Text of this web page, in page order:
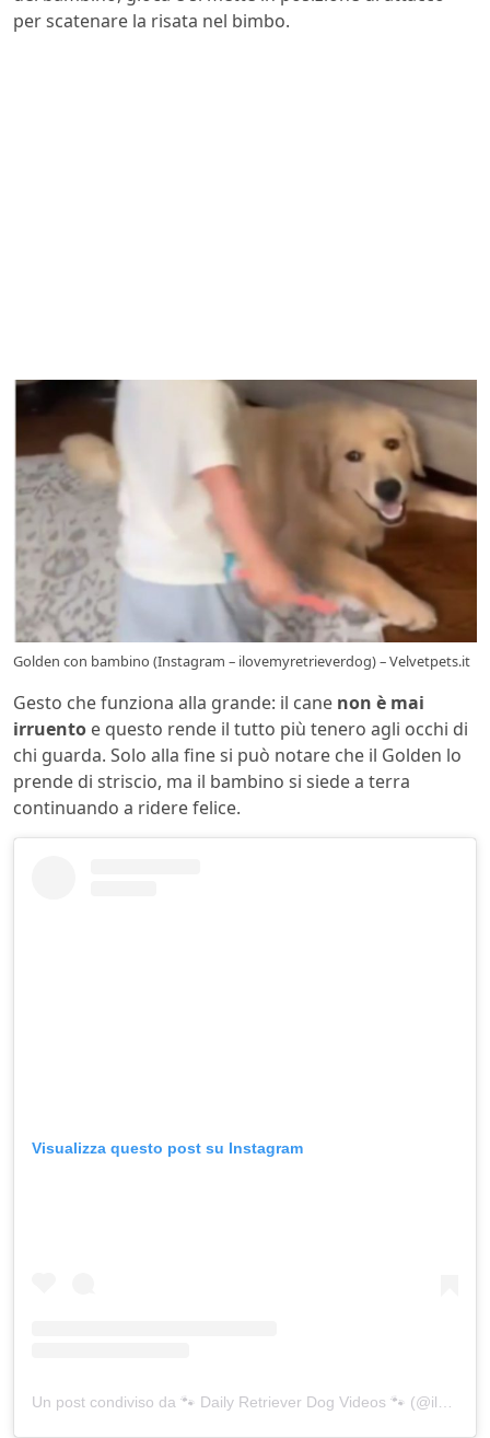
per scatenare la risata nel bimbo.
Golden con bambino (Instagram – ilovemyretrieverdog) – Velvetpets.it
Gesto che funziona alla grande: il cane non è mai
irruento e questo rende il tutto più tenero agli occhi di
chi guarda. Solo alla fine si può notare che il Golden lo
prende di striscio, ma il bambino si siede a terra
continuando a ridere felice.
Visualizza questo post su Instagram
Un post condiviso da 🐾 Daily Retriever Dog Videos 🐾 (@ilovemyretrieverdog)